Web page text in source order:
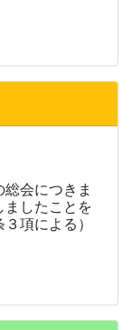
会につきま
ましたことを
項による）